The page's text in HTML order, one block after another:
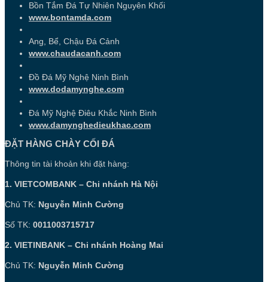
Bồn Tắm Đá Tự Nhiên Nguyên Khối
www.bontamda.com
Ang, Bể, Chậu Đá Cảnh
www.chaudacanh.com
Đồ Đá Mỹ Nghệ Ninh Bình
www.dodamynghe.com
Đá Mỹ Nghệ Điêu Khắc Ninh Bình
www.damynghedieukhac.com
ĐẶT HÀNG CHÀY CỐI ĐÁ
Thông tin tài khoản khi đặt hàng:
1. VIETCOMBANK – Chi nhánh Hà Nội
Chủ TK: Nguyễn Minh Cường
Số TK: 0011003715717
2. VIETINBANK – Chi nhánh Hoàng Mai
Chủ TK: Nguyễn Minh Cường